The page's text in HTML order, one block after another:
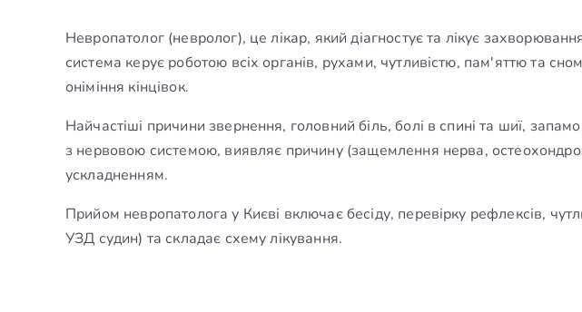
Невропатолог (невролог), це лікар, який діагностує та лікує
система керує роботою всіх органів, рухами, чутливістю, пам'яттю та
оніміння кінцівок.
Найчастіші причини звернення, головний біль, болі в спині та шиї,
з нервовою системою, виявляє причину (защемлення нерва,
ускладненням.
Прийом невропатолога у Києві включає бесіду, перевірку рефлексів,
УЗД судин) та складає схему лікування.